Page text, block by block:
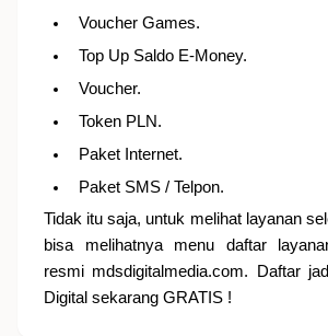
Voucher Games.
Top Up Saldo E-Money.
Voucher.
Token PLN.
Paket Internet.
Paket SMS / Telpon.
Tidak itu saja, untuk melihat layanan
bisa melihatnya menu daftar
resmi mdsdigitalmedia.com. Daftar
Digital sekarang GRATIS !